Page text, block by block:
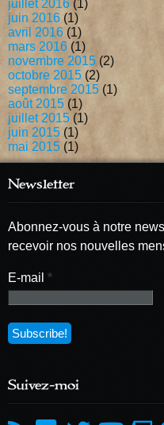
juillet 2016 (1)
juin 2016 (1)
avril 2016 (1)
mars 2016 (1)
novembre 2015 (2)
octobre 2015 (2)
septembre 2015 (1)
août 2015 (1)
juillet 2015 (1)
juin 2015 (1)
mai 2015 (1)
Newsletter
Abonnez-vous à notre
recevoir nos nouvelles
E-mail *
Suivez-moi